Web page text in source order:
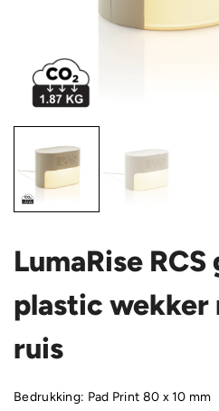
LumaRise
plastic
ruis
Bedrukking: Pad Print 80 x 10 mm